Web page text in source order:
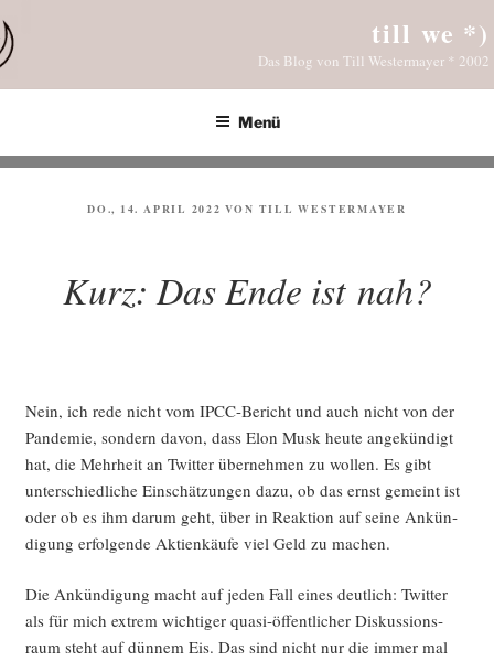
Inhalt
springen
till we *)
Das Blog von Till Westermayer * 2002
Menü
VERÖFFENTLICHT
DO., 14. APRIL 2022 VON TILL WESTERMAYER
Kurz: Das Ende ist nah?
Nein, ich rede nicht vom IPCC-Bericht und auch nicht von der
Pan­de­mie, son­dern davon, dass Elon Musk heu­te ange­kün­digt
hat, die Mehr­heit an Twit­ter über­neh­men zu wol­len. Es gibt
unter­schied­li­che Ein­schät­zun­gen dazu, ob das ernst gemeint ist
oder ob es ihm dar­um geht, über in Reak­ti­on auf sei­ne Ankün­
di­gung erfol­gen­de Akti­en­käu­fe viel Geld zu machen.
Die Ankün­di­gung macht auf jeden Fall eines deut­lich: Twit­ter
als für mich extrem wich­ti­ger qua­si-öffent­li­cher Dis­kus­si­ons­
raum steht auf dün­nem Eis. Das sind nicht nur die immer mal